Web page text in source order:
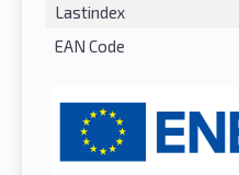
Lastindex
EAN Code